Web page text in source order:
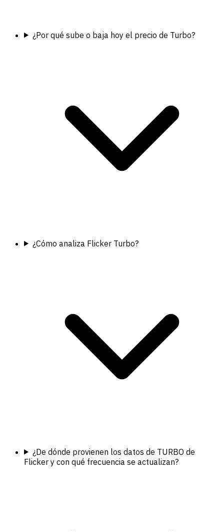
¿Por qué sube o baja hoy el precio de Turbo?
¿Cómo analiza Flicker Turbo?
¿De dónde provienen los datos de TURBO de
Flicker y con qué frecuencia se actualizan?